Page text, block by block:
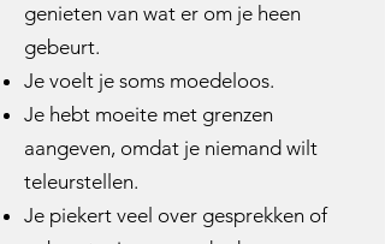
genieten van wat er om je heen
gebeurt.
Je voelt je soms moedeloos.
Je hebt moeite met grenzen
aangeven, omdat je niemand wilt
teleurstellen.
Je piekert veel over gesprekken of